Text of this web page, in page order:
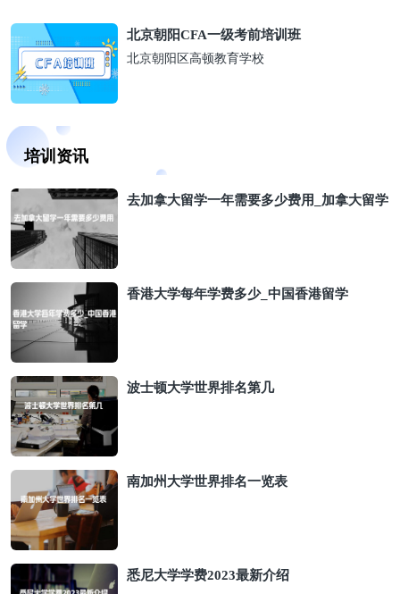
北京朝阳CFA一级考前培训班
北京朝阳区高顿教育学校
培训资讯
去加拿大留学一年需要多少费用_加拿大留学
香港大学每年学费多少_中国香港留学
波士顿大学世界排名第几
南加州大学世界排名一览表
悉尼大学学费2023最新介绍